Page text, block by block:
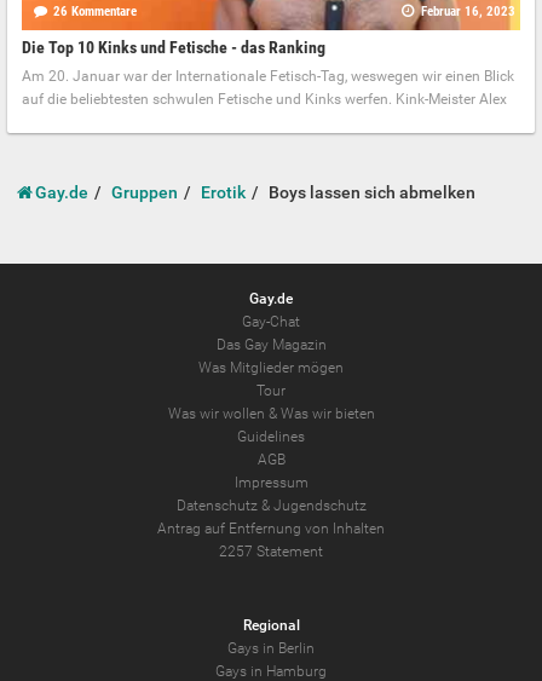
26 Kommentare Februar 16, 2023
Die Top 10 Kinks und Fetische - das Ranking
Am 20. Januar war der Internationale Fetisch-Tag, weswegen wir einen Blick
auf die beliebtesten schwulen Fetische und Kinks werfen. Kink-Meister Alex
Gay.de Gruppen Erotik Boys lassen sich abmelken
Gay.de
Gay-Chat
Das Gay Magazin
Was Mitglieder mögen
Tour
Was wir wollen & Was wir bieten
Guidelines
AGB
Impressum
Datenschutz & Jugendschutz
Antrag auf Entfernung von Inhalten
2257 Statement
Regional
Gays in Berlin
Gays in Hamburg